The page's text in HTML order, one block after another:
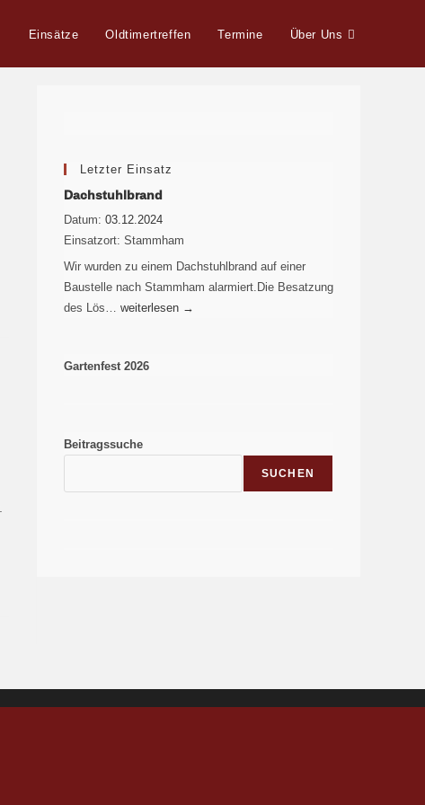
Einsätze Oldtimertreffen Termine Über Uns
Letzter Einsatz
Dachstuhlbrand
Datum: 03.12.2024
Einsatzort: Stammham
Wir wurden zu einem Dachstuhlbrand auf einer
Baustelle nach Stammham alarmiert.Die Besatzung
des Lös… weiterlesen →
Gartenfest 2026
Beitragssuche
SUCHEN